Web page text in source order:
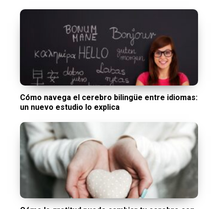
Cómo navega el cerebro bilingüe entre idiomas:
un nuevo estudio lo explica